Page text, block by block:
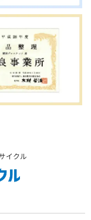
イクル